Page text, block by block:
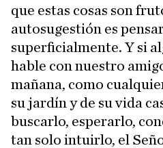
que estas cosas son
autosugestión es
superficialmente. Y si
hable con nuestro
mañana, como
su jardín y de su vida
buscarlo, esperarlo,
tan solo intuirlo, el